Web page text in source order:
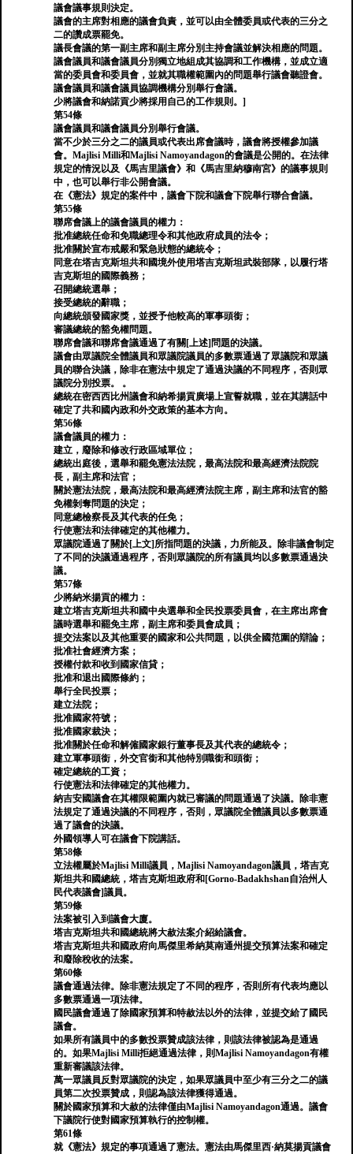
議會議事規則決定。
議會的主席對相應的議會負責，並可以由全體委員或代表的三分之
二的讚成票罷免。
議長會議的第一副主席和副主席分別主持會議並解決相應的問題。
議會議員和議會議員分別獨立地組成其協調和工作機構，並成立適
當的委員會和委員會，並就其職權範圍內的問題舉行議會聽證會。
議會議員和議會議員協調機構分別舉行會議。
少將議會和納諾貢少將採用自己的工作規則。]
第54條
議會議員和議會議員分別舉行會議。
當不少於三分之二的議員或代表出席會議時，議會將授權參加議
會。Majlisi Milli和Majlisi Namoyandagon的會議是公開的。在法律
規定的情況以及《馬吉里議會》和《馬吉里納穆南宮》的議事規則
中，也可以舉行非公開會議。
在《憲法》規定的案件中，議會下院和議會下院舉行聯合會議。
第55條
聯席會議上的議會議員的權力：
批准總統任命和免職總理令和其他政府成員的法令；
批准關於宣布戒嚴和緊急狀態的總統令；
同意在塔吉克斯坦共和國境外使用塔吉克斯坦武裝部隊，以履行塔
吉克斯坦的國際義務；
召開總統選舉；
接受總統的辭職；
向總統頒發國家獎，並授予他較高的軍事頭銜；
審議總統的豁免權問題。
聯席會議和聯席會議通過了有關[上述]問題的決議。
議會由眾議院全體議員和眾議院議員的多數票通過了眾議院和眾議
員的聯合決議，除非在憲法中規定了通過決議的不同程序，否則眾
議院分別投票。 。
總統在密西西比州議會和納希揚貢廣場上宣誓就職，並在其講話中
確定了共和國內政和外交政策的基本方向。
第56條
議會議員的權力：
建立，廢除和修改行政區域單位；
總統出庭後，選舉和罷免憲法法院，最高法院和最高經濟法院院
長，副主席和法官；
關於憲法法院，最高法院和最高經濟法院主席，副主席和法官的豁
免權剝奪問題的決定；
同意總檢察長及其代表的任免；
行使憲法和法律確定的其他權力。
眾議院通過了關於[上文]所指問題的決議，力所能及。除非議會制定
了不同的決議通過程序，否則眾議院的所有議員均以多數票通過決
議。
第57條
少將納米揚貢的權力：
建立塔吉克斯坦共和國中央選舉和全民投票委員會，在主席出席會
議時選舉和罷免主席，副主席和委員會成員；
提交法案以及其他重要的國家和公共問題，以供全國范圍的辯論；
批准社會經濟方案；
授權付款和收到國家信貸；
批准和退出國際條約；
舉行全民投票；
建立法院；
批准國家符號；
批准國家裁決；
批准關於任命和解僱國家銀行董事長及其代表的總統令；
建立軍事頭銜，外交官銜和其他特別職銜和頭銜；
確定總統的工資；
行使憲法和法律確定的其他權力。
納吉安國議會在其權限範圍內就已審議的問題通過了決議。除非憲
法規定了通過決議的不同程序，否則，眾議院全體議員以多數票通
過了議會的決議。
外國領導人可在議會下院講話。
第58條
立法權屬於Majlisi Milli議員，Majlisi Namoyandagon議員，塔吉克
斯坦共和國總統，塔吉克斯坦政府和[Gorno-Badakhshan自治州人
民代表議會]議員。
第59條
法案被引入到議會大廈。
塔吉克斯坦共和國總統將大赦法案介紹給議會。
塔吉克斯坦共和國政府向馬傑里希納莫南通州提交預算法案和確定
和廢除稅收的法案。
第60條
議會通過法律。除非憲法規定了不同的程序，否則所有代表均應以
多數票通過一項法律。
國民議會通過了除國家預算和特赦法以外的法律，並提交給了國民
議會。
如果所有議員中的多數投票贊成該法律，則該法律被認為是通過
的。如果Majlisi Milli拒絕通過法律，則Majlisi Namoyandagon有權
重新審議該法律。
萬一眾議員反對眾議院的決定，如果眾議員中至少有三分之二的議
員第二次投票贊成，則認為該法律獲得通過。
關於國家預算和大赦的法律僅由Majlisi Namoyandagon通過。議會
下議院行使對國家預算執行的控制權。
第61條
就《憲法》規定的事項通過了憲法。憲法由馬傑里西·納莫揚貢議會